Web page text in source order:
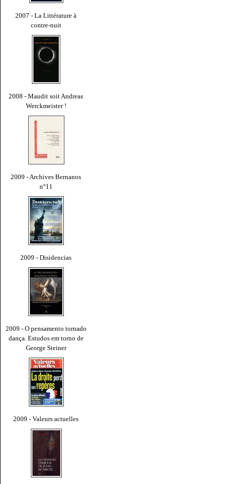
2007 - La Littérature à
contre-nuit
2008 - Maudit soit Andreas
Werckmeister !
2009 - Archives Bernanos
n°11
2009 - Disidencias
2009 - O pensamento tornado
dança. Estudos em torno de
George Steiner
2009 - Valeurs actuelles